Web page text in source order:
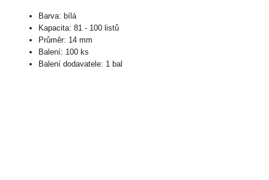
Barva: bílá
Kapacita: 81 - 100 listů
Průměr: 14 mm
Balení: 100 ks
Balení dodavatele: 1 bal